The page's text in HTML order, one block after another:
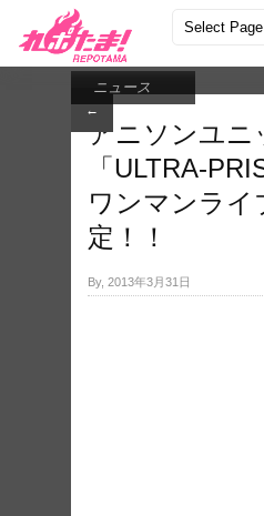
←
ニュース
アニソンユニ
「
ワンマンライ
定！！
By, 2013年3月31日